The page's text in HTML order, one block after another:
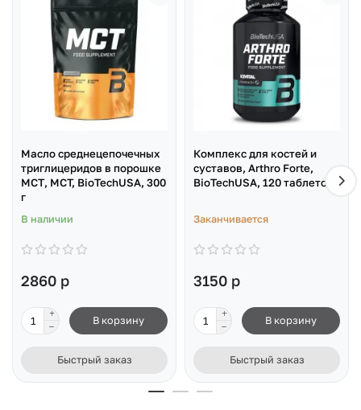
Масло среднецепочечных
триглицеридов в порошке
МСТ, MCT, BioTechUSA, 300
г
В наличии
2860 р
В корзину
Быстрый заказ
Комплекс для костей и
суставов, Arthro Forte,
BioTechUSA, 120 таблеток
Заканчивается
3150 р
В корзину
Быстрый заказ